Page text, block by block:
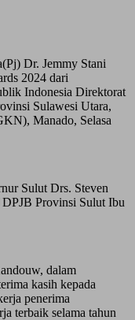
Dr. Jemmy Stani
2024 dari
Indonesia Direktorat
Sulawesi Utara,
Manado, Selasa
Sulut Drs. Steven
Provinsi Sulut Ibu
dalam
kasih kepada
penerima
terbaik selama tahun